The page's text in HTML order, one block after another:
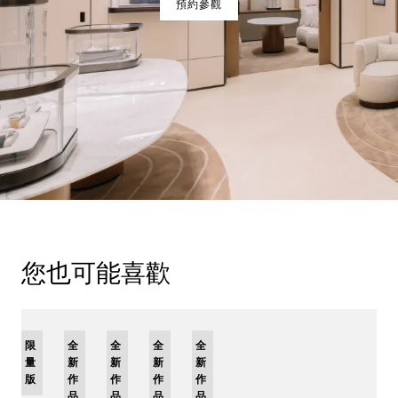
預約參觀
您也可能喜歡
限
量
版
全
新
作
全
新
作
全
新
作
全
新
作